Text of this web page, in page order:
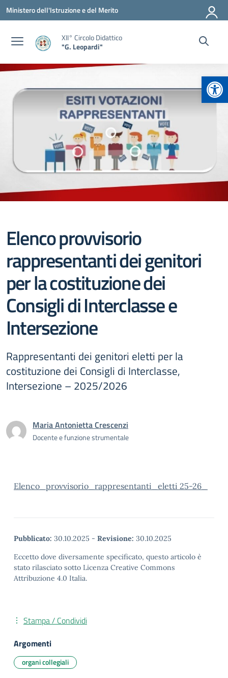
Vai ai contenuti
Vai al menu di navigazione
Vai al footer
Ministero dell'Istruzione e del Merito
XII° Circolo Didattico
"G. Leopardi"
Elenco provvisorio
rappresentanti dei genitori
per la costituzione dei
Consigli di Interclasse e
Intersezione
Rappresentanti dei genitori eletti per la
costituzione dei Consigli di Interclasse,
Intersezione – 2025/2026
Maria Antonietta Crescenzi
Docente e funzione strumentale
Elenco_provvisorio_rappresentanti_eletti 25-26_
Pubblicato: 30.10.2025 - Revisione: 30.10.2025
Eccetto dove diversamente specificato, questo articolo è
stato rilasciato sotto Licenza Creative Commons
Attribuzione 4.0 Italia.
Stampa / Condividi
Argomenti
organi collegiali